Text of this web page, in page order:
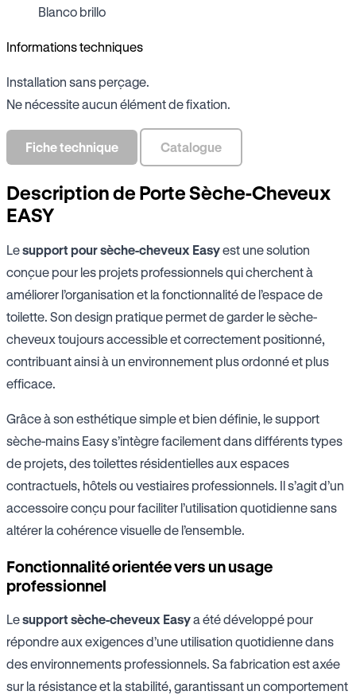
Blanco brillo
Informations techniques
Installation sans perçage.
Ne nécessite aucun élément de fixation.
Fiche technique Catalogue
Description de Porte Sèche-Cheveux
EASY
Lesupport pour sèche-cheveux Easyest une solution
conçue pour les projets professionnels qui cherchent à
améliorer l’organisation et la fonctionnalité de l’espace de
toilette. Son design pratique permet de garder le sèche-
cheveux toujours accessible et correctement positionné,
contribuant ainsi à un environnement plus ordonné et plus
efficace.
Grâce à son esthétique simple et bien définie, le support
sèche-mains Easy s’intègre facilement dans différents types
de projets, des toilettes résidentielles aux espaces
contractuels, hôtels ou vestiaires professionnels. Il s’agit d’un
accessoire conçu pour faciliter l’utilisation quotidienne sans
altérer la cohérence visuelle de l’ensemble.
Fonctionnalité orientée vers un usage
professionnel
Lesupport sèche-cheveux Easya été développé pour
répondre aux exigences d’une utilisation quotidienne dans
des environnements professionnels. Sa fabrication est axée
sur la résistance et la stabilité, garantissant un comportement